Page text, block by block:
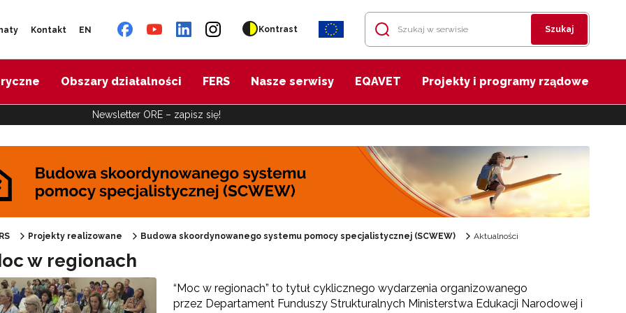
Kontakt EN Kontrast Szukaj
Obszary działalności FERS Nasze serwisy EQAVET Projekty i programy rządowe
Newsletter ORE – zapisz się!
skoordynowanego systemu pomocy specjalistycznej (SCWEW)"
Projekty realizowane Budowa skoordynowanego systemu pomocy specjalistycznej (SCWEW) Aktualności
w regionach
“Moc w regionach” to tytuł cyklicznego wydarzenia organizowanego
przez Departament Funduszy Strukturalnych Ministerstwa Edukacji Narodowej i